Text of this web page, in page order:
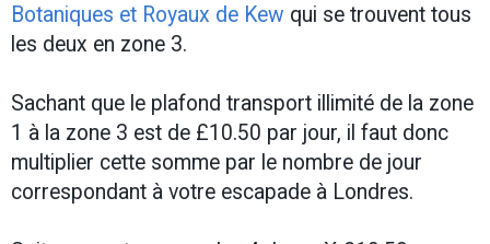
Botaniques et Royaux de Kew qui se trouvent tous
les deux en zone 3.
Sachant que le plafond transport illimité de la zone
1 à la zone 3 est de £10.50 par jour, il faut donc
multiplier cette somme par le nombre de jour
correspondant à votre escapade à Londres.